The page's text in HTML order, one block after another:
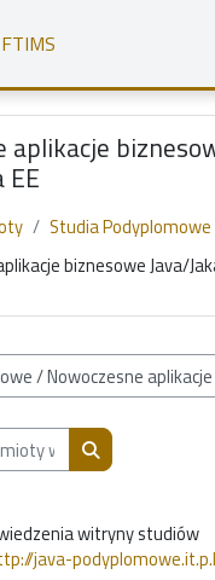
aplikacje
EE
Studia Podyplomowe
biznesowe Java/
wg nazwy, opisu lub
Przeszukaj
witryny studiów
java-